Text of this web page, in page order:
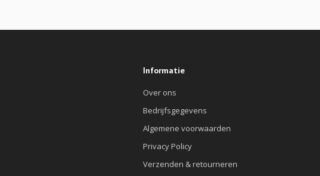
Informatie
Over ons
Bedrijfsgegevens
Algemene voorwaarden
Privacy Policy
Verzenden & retourneren